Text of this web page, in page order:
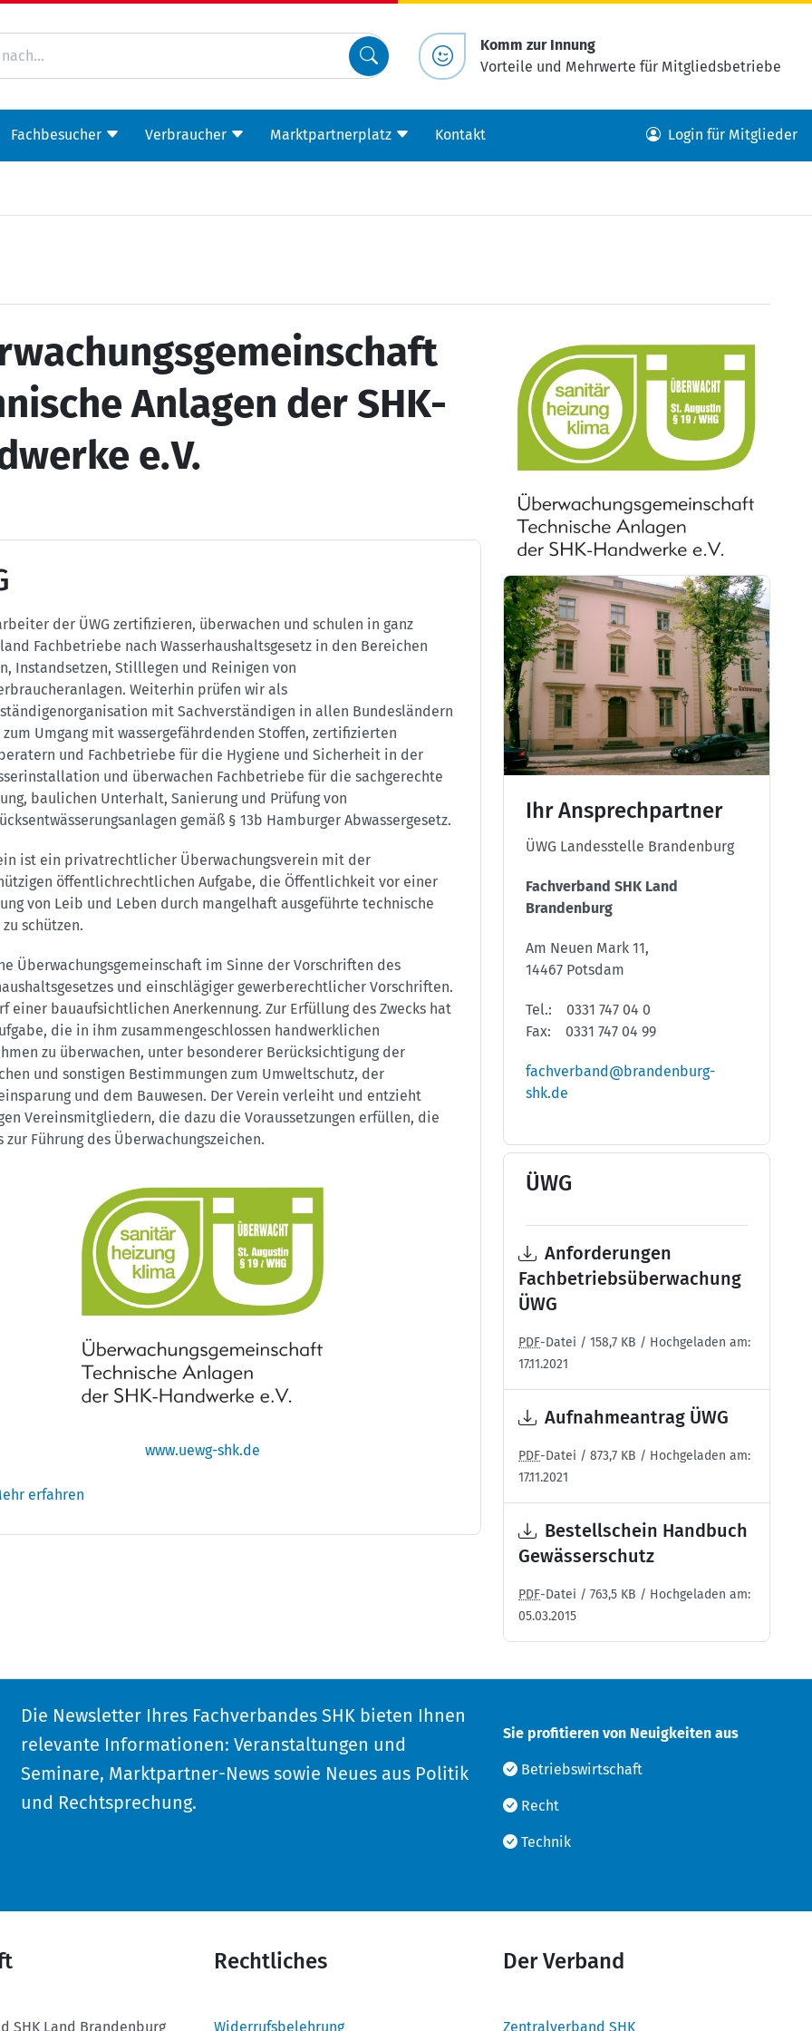
Komm zur Innung
Vorteile und Mehrwerte für Mitgliedsbetriebe
Fachbesucher Verbraucher Marktpartnerplatz Kontakt Login für Mitglieder
Anlagen der SHK-
e.V.
der ÜWG zertifizieren, überwachen und schulen in ganz
Fachbetriebe nach Wasserhaushaltsgesetz in den Bereichen
Instandsetzen, Stilllegen und Reinigen von
Weiterhin prüfen wir als
mit Sachverständigen in allen Bundesländern
zum Umgang mit wassergefährdenden Stoffen, zertifizierten
und Fachbetriebe für die Hygiene und Sicherheit in der
und überwachen Fachbetriebe für die sachgerechte
baulichen Unterhalt, Sanierung und Prüfung von
gemäß § 13b Hamburger Abwassergesetz.
ist ein privatrechtlicher Überwachungsverein mit der
öffentlichrechtlichen Aufgabe, die Öffentlichkeit vor einer
von Leib und Leben durch mangelhaft ausgeführte technische
schützen.
Überwachungsgemeinschaft im Sinne der Vorschriften des
und einschlägiger gewerberechtlicher Vorschriften.
einer bauaufsichtlichen Anerkennung. Zur Erfüllung des Zwecks hat
die in ihm zusammengeschlossen handwerklichen
zu überwachen, unter besonderer Berücksichtigung der
und sonstigen Bestimmungen zum Umweltschutz, der
und dem Bauwesen. Der Verein verleiht und entzieht
Vereinsmitgliedern, die dazu die Voraussetzungen erfüllen, die
zur Führung des Überwachungszeichen.
www.uewg-shk.de
erfahren
Ihr Ansprechpartner
ÜWG Landesstelle Brandenburg
Fachverband SHK Land
Brandenburg
Am Neuen Mark 11,
14467 Potsdam
Tel.: 0331 747 04 0
Fax: 0331 747 04 99
fachverband@brandenburg-
shk.de
ÜWG
Anforderungen
Fachbetriebsüberwachung
ÜWG
PDF-Datei / 158,7 KB / Hochgeladen am:
17.11.2021
Aufnahmeantrag ÜWG
PDF-Datei / 873,7 KB / Hochgeladen am:
17.11.2021
Bestellschein Handbuch
Gewässerschutz
PDF-Datei / 763,5 KB / Hochgeladen am:
05.03.2015
Die Newsletter Ihres Fachverbandes SHK bieten Ihnen
relevante Informationen: Veranstaltungen und
Seminare, Marktpartner-News sowie Neues aus Politik
und Rechtsprechung.
Sie profitieren von Neuigkeiten aus
Betriebswirtschaft
Recht
Technik
SHK Land Brandenburg
Rechtliches
Widerrufsbelehrung
Der Verband
Zentralverband SHK